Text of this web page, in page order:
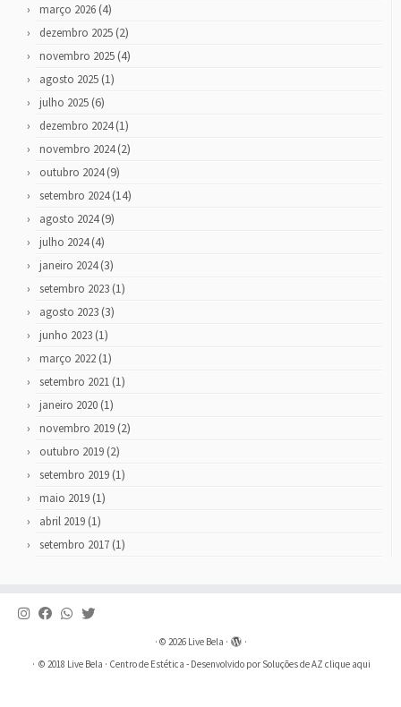
março 2026(4)
dezembro 2025(2)
novembro 2025(4)
agosto 2025(1)
julho 2025(6)
dezembro 2024(1)
novembro 2024(2)
outubro 2024(9)
setembro 2024(14)
agosto 2024(9)
julho 2024(4)
janeiro 2024(3)
setembro 2023(1)
agosto 2023(3)
junho 2023(1)
março 2022(1)
setembro 2021(1)
janeiro 2020(1)
novembro 2019(2)
outubro 2019(2)
setembro 2019(1)
maio 2019(1)
abril 2019(1)
setembro 2017(1)
· © 2026 Live Bela ·
·
· © 2018 Live Bela · Centro de Estética - Desenvolvido por Soluções de AZ clique aqui